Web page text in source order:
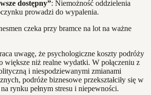
dostępny”: Niemożność oddzielenia
prowadzi do wypalenia.
uwagę, że psychologiczne koszty podróży
większe niż realne wydatki. W połączeniu z
i niespodziewanymi zmianami
podróże biznesowe przekształciły się w
rynku pełnym stresu i niepewności.